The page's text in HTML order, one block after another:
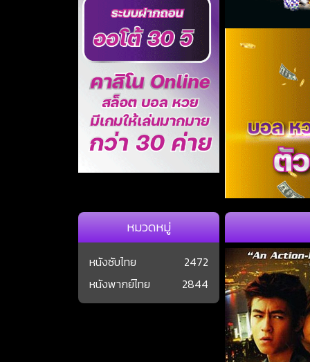
หมวดหมู่
หนังซับไทย
2472
หนังพากย์ไทย
2844